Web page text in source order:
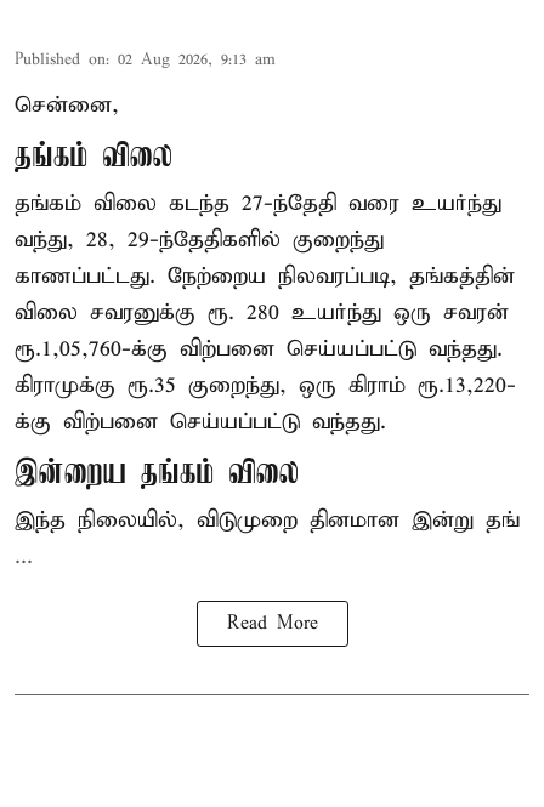
Published on: 02 Aug 2026, 9:13 am
சென்னை,
தங்கம் விலை
தங்கம் விலை கடந்த 27-ந்தேதி வரை உயர்ந்து
வந்து, 28, 29-ந்தேதிகளில் குறைந்து
காணப்பட்டது. நேற்றைய நிலவரப்படி, தங்கத்தின்
விலை சவரனுக்கு ரூ. 280 உயர்ந்து ஒரு சவரன்
ரூ.1,05,760-க்கு விற்பனை செய்யப்பட்டு வந்தது.
கிராமுக்கு ரூ.35 குறைந்து, ஒரு கிராம் ரூ.13,220-
க்கு விற்பனை செய்யப்பட்டு வந்தது.
இன்றைய தங்கம் விலை
இந்த நிலையில், விடுமுறை தினமான இன்று தங்
...
Read More